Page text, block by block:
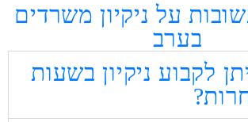
על ניקיון משרדים
בערב
לקבוע ניקיון בשעות